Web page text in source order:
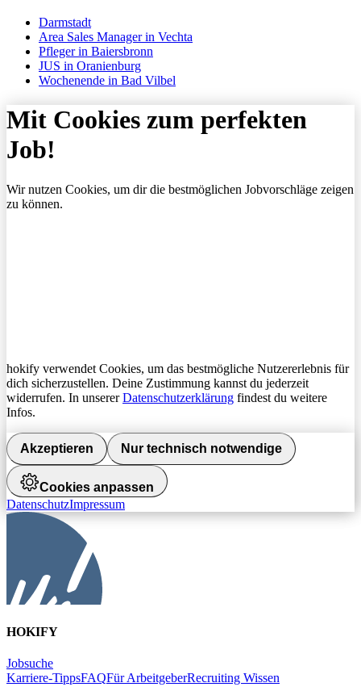
Darmstadt
Area Sales Manager in Vechta
Pfleger in Baiersbronn
JUS in Oranienburg
Wochenende in Bad Vilbel
Mit Cookies zum perfekten
Job!
Wir nutzen Cookies, um dir die bestmöglichen Jobvorschläge zeigen
zu können.
hokify verwendet Cookies, um das bestmögliche Nutzererlebnis für
dich sicherzustellen. Deine Zustimmung kannst du jederzeit
widerrufen. In unsererDatenschutzerklärung findest du weitere
Infos.
Akzeptieren Nur technisch notwendige
Cookies anpassen
DatenschutzImpressum
HOKIFY
Jobsuche
Karriere-TippsFAQFür ArbeitgeberRecruiting Wissen